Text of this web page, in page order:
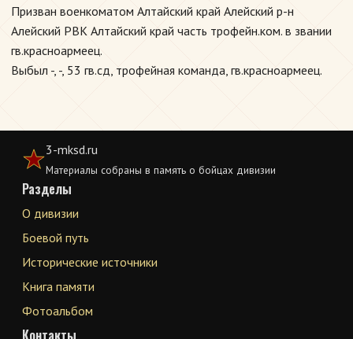
Призван военкоматом Алтайский край Алейский р-н
Алейский РВК Алтайский край часть трофейн.ком. в звании
гв.красноармеец.
Выбыл -, -, 53 гв.сд, трофейная команда, гв.красноармеец.
3-mksd.ru
Материалы собраны в память о бойцах дивизии
Разделы
О дивизии
Боевой путь
Исторические источники
Книга памяти
Фотоальбом
Контакты